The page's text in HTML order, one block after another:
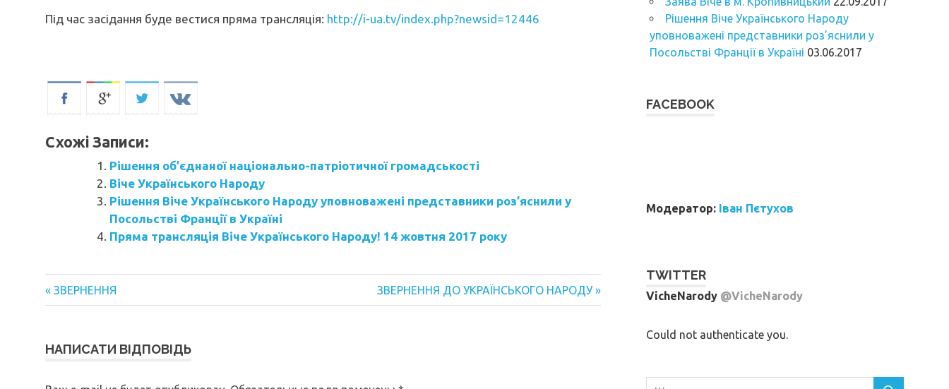
Під час засідання буде вестися пряма трансляція: http://i-ua.tv/index.php?newsid=12446
Схожі Записи:
Рішення об’єднаної національно-патріотичної громадськості
Віче Українського Народу
Рішення Віче Українського Народу уповноважені представники роз’яснили у
Посольстві Франції в Україні
Пряма трансляція Віче Українського Народу! 14 жовтня 2017 року
Навигация
записям
« ЗВЕРНЕННЯ ЗВЕРНЕННЯ ДО УКРАЇНСЬКОГО НАРОДУ »
НАПИСАТИ ВІДПОВІДЬ
Рішення Віче Українського Народу
уповноважені представники роз’яснили у
Посольстві Франції в Україні 03.06.2017
FACEBOOK
Модератор: Іван Пєтухов
TWITTER
VicheNarody @VicheNarody
Could not authenticate you.